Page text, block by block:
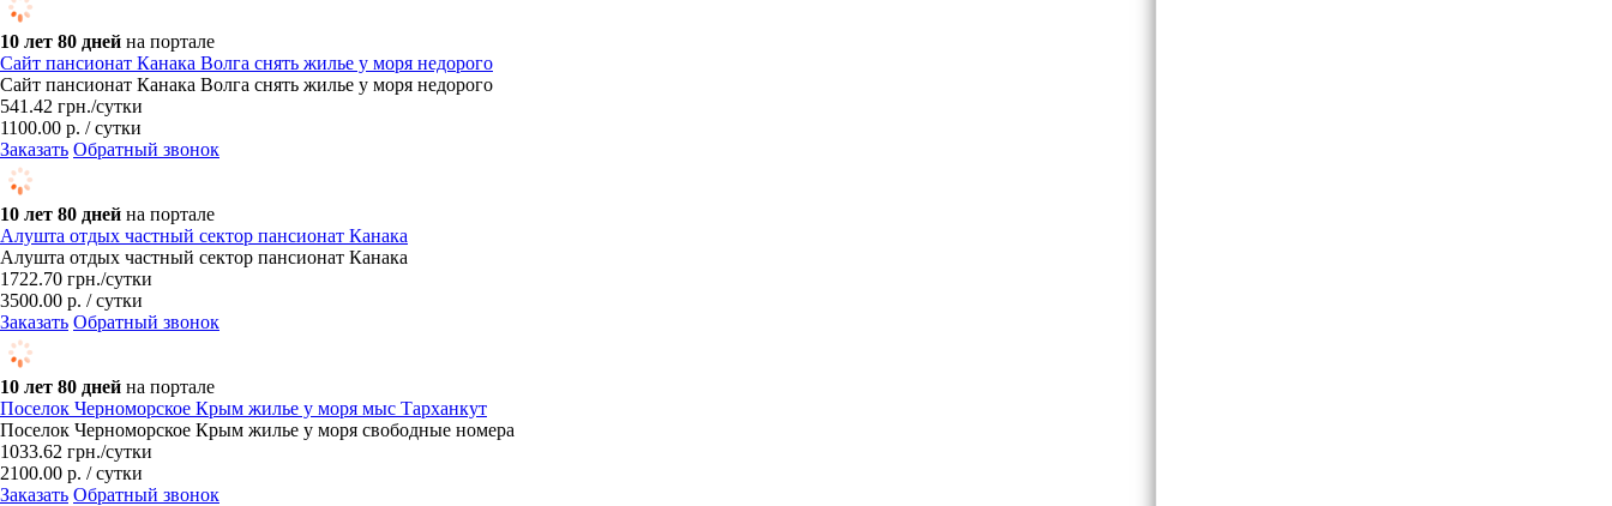
10 лет 80 дней на портале
Сайт пансионат Канака Волга снять жилье у моря недорого
Сайт пансионат Канака Волга снять жилье у моря недорого
541.42 грн./сутки
1100.00 р. / сутки
Заказать Обратный звонок
10 лет 80 дней на портале
Алушта отдых частный сектор пансионат Канака
Алушта отдых частный сектор пансионат Канака
1722.70 грн./сутки
3500.00 р. / сутки
Заказать Обратный звонок
10 лет 80 дней на портале
Поселок Черноморское Крым жилье у моря мыс Тарханкут
Поселок Черноморское Крым жилье у моря свободные номера
1033.62 грн./сутки
2100.00 р. / сутки
Заказать Обратный звонок